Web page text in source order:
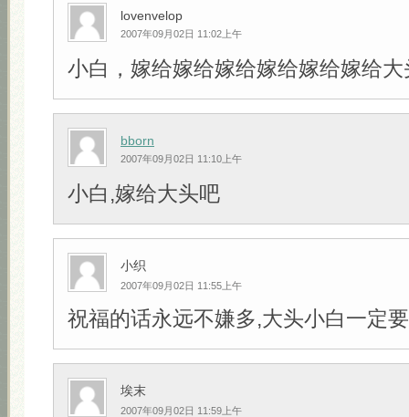
lovenvelop
2007年09月02日 11:02上午
小白，嫁给嫁给嫁给嫁给嫁给嫁给大
bborn
2007年09月02日 11:10上午
小白,嫁给大头吧
小织
2007年09月02日 11:55上午
祝福的话永远不嫌多,大头小白一定
埃末
2007年09月02日 11:59上午